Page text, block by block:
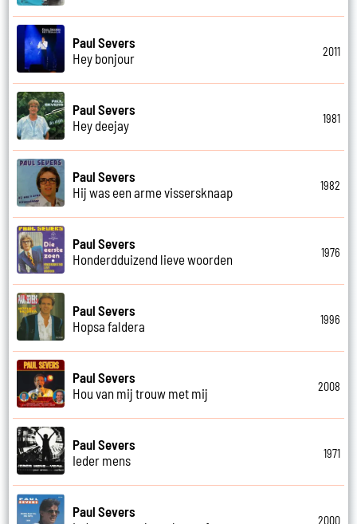
Paul Severs
Hey bonjour
2011
Paul Severs
Hey deejay
1981
Paul Severs
Hij was een arme vissersknaap
1982
Paul Severs
Honderdduizend lieve woorden
1976
Paul Severs
Hopsa faldera
1996
Paul Severs
Hou van mij trouw met mij
2008
Paul Severs
Ieder mens
1971
Paul Severs
2000